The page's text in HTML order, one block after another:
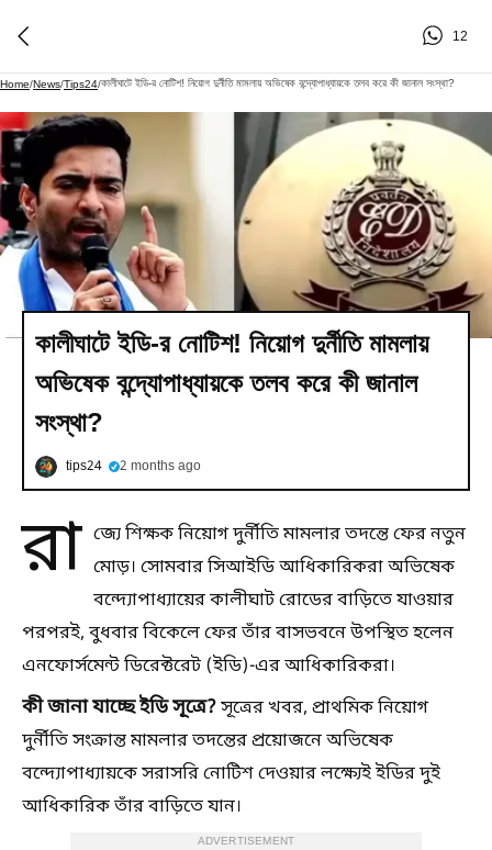
12
Home/News/Tips24/কালীঘাটে ইডি-র নোটিশ! নিয়োগ দুর্নীতি মামলায় অভিষেক বন্দ্যোপাধ্যায়কে তলব করে কী জানাল সংস্থা?
কালীঘাটে ইডি-র নোটিশ! নিয়োগ দুর্নীতি মামলায়
অভিষেক বন্দ্যোপাধ্যায়কে তলব করে কী জানাল
সংস্থা?
tips24 2 months ago
রা জ্যে শিক্ষক নিয়োগ দুর্নীতি মামলার তদন্তে ফের নতুন
মোড়। সোমবার সিআইডি আধিকারিকরা অভিষেক
বন্দ্যোপাধ্যায়ের কালীঘাট রোডের বাড়িতে যাওয়ার
পরপরই, বুধবার বিকেলে ফের তাঁর বাসভবনে উপস্থিত হলেন
এনফোর্সমেন্ট ডিরেক্টরেট (ইডি)-এর আধিকারিকরা।
কী জানা যাচ্ছে ইডি সূত্রে?সূত্রের খবর, প্রাথমিক নিয়োগ
দুর্নীতি সংক্রান্ত মামলার তদন্তের প্রয়োজনে অভিষেক
বন্দ্যোপাধ্যায়কে সরাসরি নোটিশ দেওয়ার লক্ষ্যেই ইডির দুই
আধিকারিক তাঁর বাড়িতে যান।
ADVERTISEMENT